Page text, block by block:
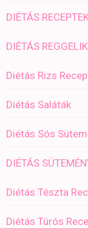
DIÉTÁS
DIÉTÁS REGGELIK
Diétás Rizs
Diétás Saláták
Diétás Sós
DIÉTÁS
Diétás Tészta
Diétás Túrós